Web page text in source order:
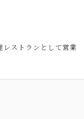
ストランとして営業